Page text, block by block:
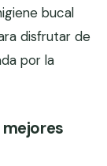
bucal
disfrutar de
por la